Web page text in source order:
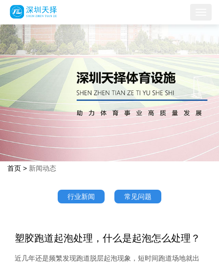
首页 > 新闻动态
行业新闻 常见问题
塑胶跑道起泡处理，什么是起泡怎么处理？
近几年还是频繁发现跑道脱层起泡现象，短时间跑道场地就出